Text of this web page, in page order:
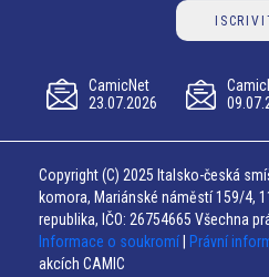
CamicNet
23.07.2026
Copyright (C) 2025 Italsko-česká
komora, Mariánské náměstí 159/4,
republika, IČO: 26754665 Všechna
Informace o soukromí
Právní
akcích CAMIC